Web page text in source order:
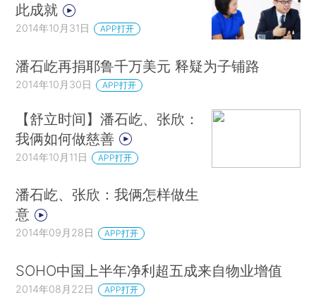
此成就
2014年10月31日 APP打开
潘石屹再捐耶鲁千万美元 释疑为子铺路
2014年10月30日 APP打开
【舒立时间】潘石屹、张欣：
我俩如何做慈善
2014年10月11日 APP打开
潘石屹、张欣：我俩怎样做生
意
2014年09月28日 APP打开
SOHO中国上半年净利超五成来自物业增值
2014年08月22日 APP打开